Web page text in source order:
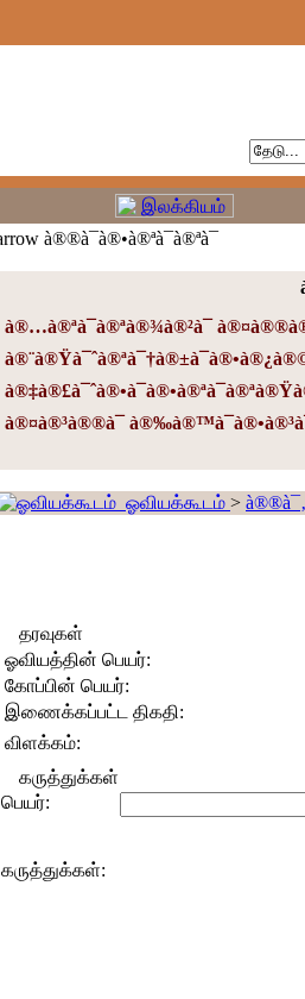
à®®à¯à®•à®ªà¯à®ªà¯
à®…à®ªà¯à®ªà®¾à®²à¯
à®¤à®³à®®à¯
ஓவியக்கூடம் >
தரவுகள்
ஓவியத்தின் பெயர்:
கோப்பின் பெயர்:
இணைக்கப்பட்ட திகதி:
விளக்கம்:
கருத்துக்கள்
பெயர்:
கருத்துக்கள்: